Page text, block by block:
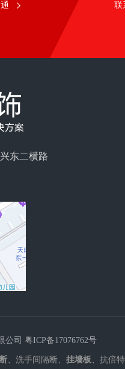
联
东二横路
公司 粤ICP备17076762号
、 洗手间隔断、 挂墙板 、 抗倍